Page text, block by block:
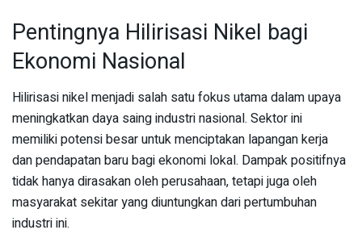
Pentingnya Hilirisasi Nikel bagi
Ekonomi Nasional
Hilirisasi nikel menjadi salah satu fokus utama dalam upaya
meningkatkan daya saing industri nasional. Sektor ini
memiliki potensi besar untuk menciptakan lapangan kerja
dan pendapatan baru bagi ekonomi lokal. Dampak positifnya
tidak hanya dirasakan oleh perusahaan, tetapi juga oleh
masyarakat sekitar yang diuntungkan dari pertumbuhan
industri ini.